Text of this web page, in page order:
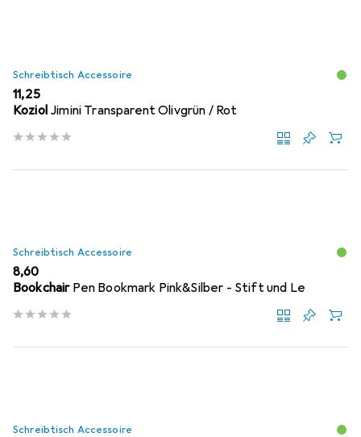
Schreibtisch Accessoire
EUR
11,25
Koziol Jimini Transparent Olivgrün / Rot
Schreibtisch Accessoire
EUR
8,60
Bookchair Pen Bookmark Pink&Silber - Stift und Le
Schreibtisch Accessoire